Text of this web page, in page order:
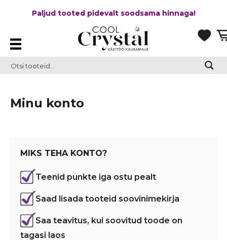
Paljud tooted pidevalt soodsama hinnaga!
Minu konto
MIKS TEHA KONTO?
Teenid punkte iga ostu pealt
Saad lisada tooteid soovinimekirja
Saa teavitus, kui soovitud toode on
tagasi laos